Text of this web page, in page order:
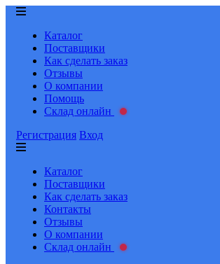
Каталог
Поставщики
Как сделать заказ
Отзывы
О компании
Помощь
Склад онлайн
Регистрация Вход
Каталог
Поставщики
Как сделать заказ
Контакты
Отзывы
О компании
Склад онлайн